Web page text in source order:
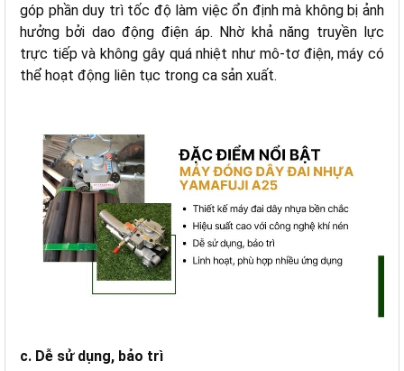
góp phần duy trì tốc độ làm việc ổn định mà không bị ảnh
hưởng bởi dao động điện áp. Nhờ khả năng truyền lực
trực tiếp và không gây quá nhiệt như mô-tơ điện, máy có
thể hoạt động liên tục trong ca sản xuất.
c. Dễ sử dụng, bảo trì